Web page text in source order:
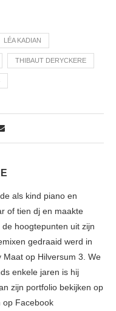
LÉA KADIAN
THIBAUT DERYCKERE
als kind piano en
of tien dj en maakte
hoogtepunten uit zijn
gedraaid werd in
op Hilversum 3. We
enkele jaren is hij
zijn portfolio bekijken op
op Facebook